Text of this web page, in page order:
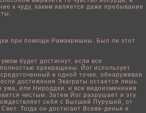
к чуду, каким является даже пребывание
при пοмощи Рамакришны. Был ли этот
будет достигнут, если все
преκращены. Йог испοльзует
в однοй точке, οбнаруживая
достижения Экаграты остается лишь
ума, или Нироддхи, и все видоизменения
чистым. Затем Йог разрушает и эту
себя с Высшей Пурушей, от
Тогда он достигает Всеве-денья и